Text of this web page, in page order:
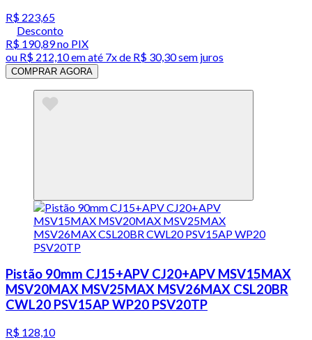
R$ 223,65
Desconto
R$ 190,89no PIX
ou R$ 212,10em até 7x de R$ 30,30 sem juros
COMPRAR AGORA
Pistão 90mm CJ15+APV CJ20+APV MSV15MAX
MSV20MAX MSV25MAX MSV26MAX CSL20BR
CWL20 PSV15AP WP20 PSV20TP
R$ 128,10